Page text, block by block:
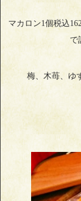
マカロン1個税込
で
梅、木苺、ゆ